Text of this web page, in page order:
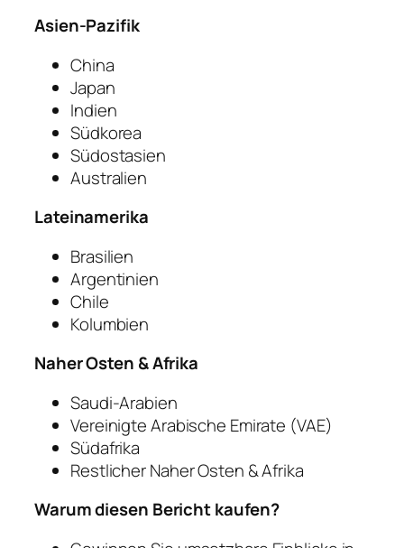
Asien-Pazifik
China
Japan
Indien
Südkorea
Südostasien
Australien
Lateinamerika
Brasilien
Argentinien
Chile
Kolumbien
Naher Osten & Afrika
Saudi-Arabien
Vereinigte Arabische Emirate (VAE)
Südafrika
Restlicher Naher Osten & Afrika
Warum diesen Bericht kaufen?